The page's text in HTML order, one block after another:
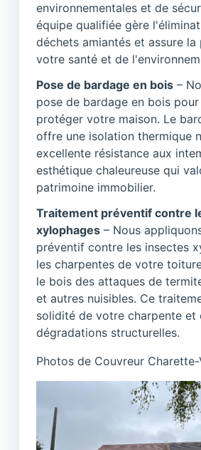
environnementales et de
équipe qualifiée gère
déchets amiantés et assure
votre santé et de
Pose de bardage en bois –
pose de bardage en bois
protéger votre maison. Le
offre une isolation thermique
excellente résistance aux
esthétique chaleureuse qui
patrimoine immobilier.
Traitement préventif contre
xylophages – Nous
préventif contre les insectes
les charpentes de votre
le bois des attaques de
et autres nuisibles. Ce
solidité de votre charpente et
dégradations structurelles.
Photos de Couvreur Charette-